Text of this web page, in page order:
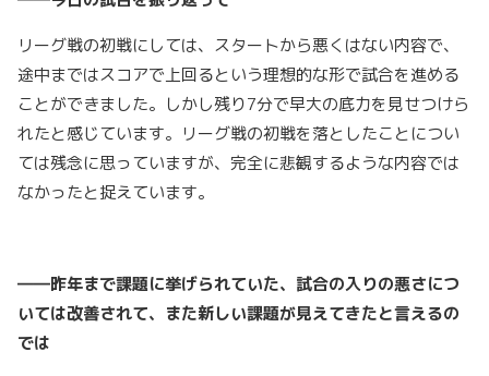
リーグ戦の初戦にしては、スタートから悪くはない内容で、
途中まではスコアで上回るという理想的な形で試合を進める
ことができました。しかし残り7分で早大の底力を見せつけら
れたと感じています。リーグ戦の初戦を落としたことについ
ては残念に思っていますが、完全に悲観するような内容では
なかったと捉えています。
――昨年まで課題に挙げられていた、試合の入りの悪さにつ
いては改善されて、また新しい課題が見えてきたと言えるの
では